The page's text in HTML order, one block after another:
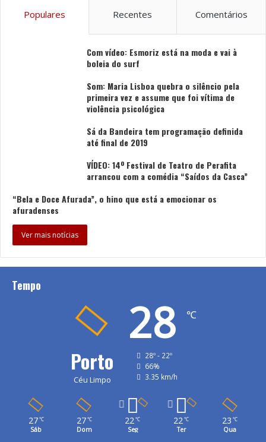
Populares Recentes Comentários
Com vídeo: Esmoriz está na moda e vai à
boleia do surf
Som: Maria Lisboa quebra o silêncio pela
primeira vez e assume que foi vítima de
violência psicológica
Sá da Bandeira tem programação definida
até final de 2019
VÍDEO: 14º Festival de Teatro de Perafita
arrancou com a comédia “Saídos da Casca”
“Bela e Doce Afurada”, o hino que está a emocionar os
afuradenses
Ver mais notícias
Tempo
Porto
Céu Limpo
28 ℃
28º - 22º
66%
3.35 km/h
27 ℃
Sáb
27 ℃
Dom
22℃
Seg
22℃
Ter
23 ℃
Qua